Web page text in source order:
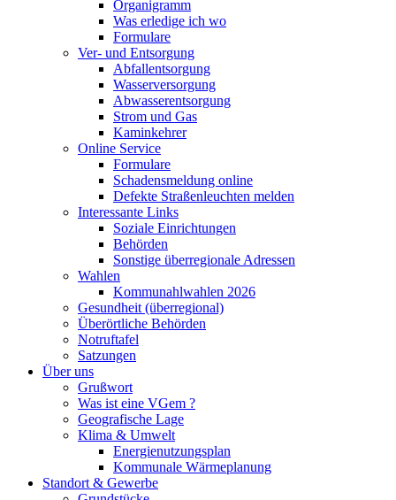
Organigramm
Was erledige ich wo
Formulare
Ver- und Entsorgung
Abfallentsorgung
Wasserversorgung
Abwasserentsorgung
Strom und Gas
Kaminkehrer
Online Service
Formulare
Schadensmeldung online
Defekte Straßenleuchten melden
Interessante Links
Soziale Einrichtungen
Behörden
Sonstige überregionale Adressen
Wahlen
Kommunahlwahlen 2026
Gesundheit (überregional)
Überörtliche Behörden
Notruftafel
Satzungen
Über uns
Grußwort
Was ist eine VGem ?
Geografische Lage
Klima & Umwelt
Energienutzungsplan
Kommunale Wärmeplanung
Standort & Gewerbe